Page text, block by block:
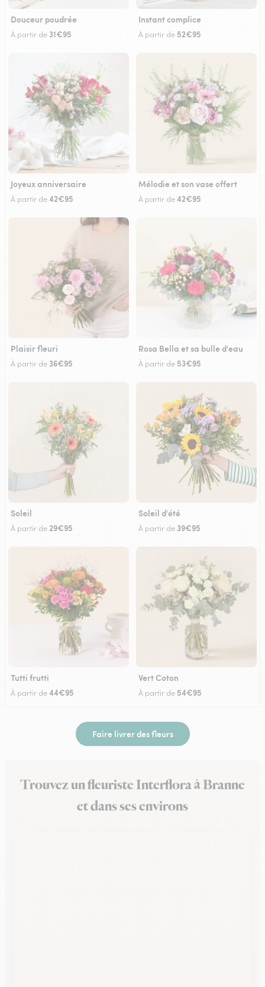
Douceur poudrée
À partir de 31€95
Instant complice
À partir de 52€95
Joyeux anniversaire
À partir de42€95
Mélodie et son vase offert
À partir de42€95
Plaisir fleuri
À partir de 36€95
Rosa Bella et sa bulle d'eau
À partir de 53€95
Soleil
À partir de29€95
Soleil d'été
À partir de 39€95
Tutti frutti
À partir de44€95
Vert Coton
À partir de 54€95
Faire livrer des fleurs
Trouvez un fleuriste Interflora à Branne
et dans ses environs